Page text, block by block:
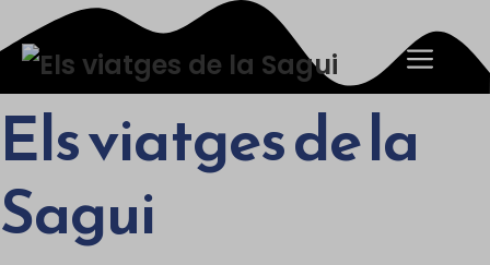
Saltar
al
contenido
Els viatges de la
Sagui